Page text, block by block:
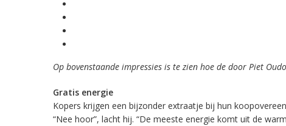
Op bovenstaande impressies is te zien hoe de door Piet
Gratis energie
Kopers krijgen een bijzonder extraatje bij hun
“Nee hoor”, lacht hij. “De meeste energie komt uit de